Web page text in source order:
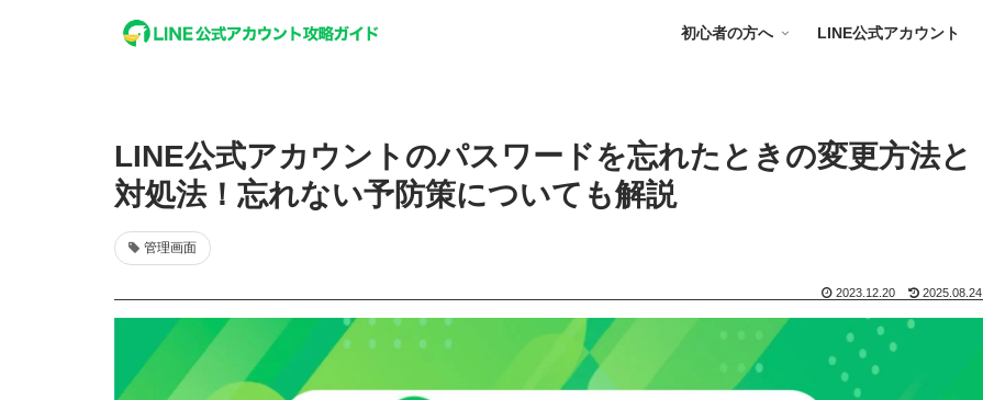
初心者の方へ LINE公式アカウント
LINE公式アカウントのパスワードを忘れたときの変更方法と
対処法！忘れない予防策についても解説
管理画面
2023.12.20 2025.08.24